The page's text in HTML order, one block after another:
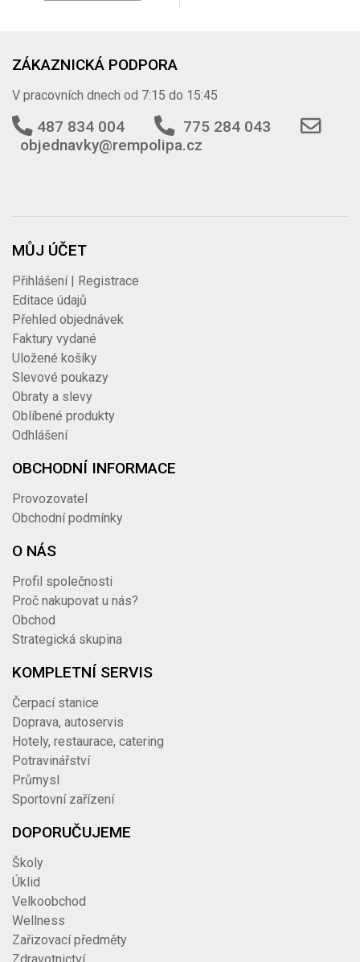
ZÁKAZNICKÁ PODPORA
V pracovních dnech od 7:15 do 15:45
487 834 004
775 284 043
objednavky@rempolipa.cz
MŮJ ÚČET
Přihlášení | Registrace
Editace údajů
Přehled objednávek
Faktury vydané
Uložené košíky
Slevové poukazy
Obraty a slevy
Oblíbené produkty
Odhlášení
OBCHODNÍ INFORMACE
Provozovatel
Obchodní podmínky
O NÁS
Profil společnosti
Proč nakupovat u nás?
Obchod
Strategická skupina
KOMPLETNÍ SERVIS
Čerpací stanice
Doprava, autoservis
Hotely, restaurace, catering
Potravinářství
Průmysl
Sportovní zařízení
DOPORUČUJEME
Školy
Úklid
Velkoobchod
Wellness
Zařizovací předměty